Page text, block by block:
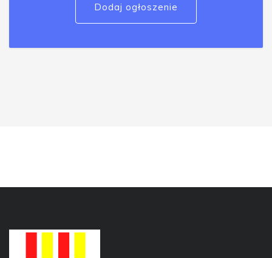
Dodaj ogłoszenie